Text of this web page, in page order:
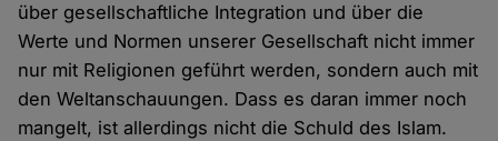
über gesellschaftliche Integration und über die
Werte und Normen unserer Gesellschaft nicht immer
nur mit Religionen geführt werden, sondern auch mit
den Weltanschauungen. Dass es daran immer noch
mangelt, ist allerdings nicht die Schuld des Islam.